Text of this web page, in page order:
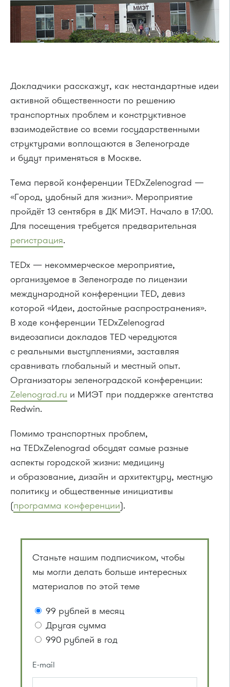
Докладчики расскажут, как нестандартные идеи
активной общественности по решению
транспортных проблем и конструктивное
взаимодействие со всеми государственными
структурами воплощаются в Зеленограде
и будут применяться в Москве.
Тема первой конференции TEDxZelenograd —
«Город, удобный для жизни». Мероприятие
пройдёт 13 сентября в ДК МИЭТ. Начало в 17:00.
Для посещения требуется предварительная
регистрация.
TEDx — некоммерческое мероприятие,
организуемое в Зеленограде по лицензии
международной конференции TED, девиз
которой «Идеи, достойные распространения».
В ходе конференции TEDxZelenograd
видеозаписи докладов TED чередуются
с реальными выступлениями, заставляя
сравнивать глобальный и местный опыт.
Организаторы зеленоградской конференции:
Zelenograd.ru и МИЭТ при поддержке агентства
Redwin.
Помимо транспортных проблем,
на TEDxZelenograd обсудят самые разные
аспекты городской жизни: медицину
и образование, дизайн и архитектуру, местную
политику и общественные инициативы
(программа конференции).
Станьте нашим подписчиком, чтобы
мы могли делать больше интересных
материалов по этой теме
99 рублей в месяц
Другая сумма
990 рублей в год
E-mail